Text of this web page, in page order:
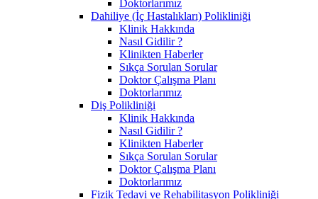
Doktorlarımız
Dahiliye (İç Hastalıkları) Polikliniği
Klinik Hakkında
Nasıl Gidilir ?
Klinikten Haberler
Sıkça Sorulan Sorular
Doktor Çalışma Planı
Doktorlarımız
Diş Polikliniği
Klinik Hakkında
Nasıl Gidilir ?
Klinikten Haberler
Sıkça Sorulan Sorular
Doktor Çalışma Planı
Doktorlarımız
Fizik Tedavi ve Rehabilitasyon Polikliniği